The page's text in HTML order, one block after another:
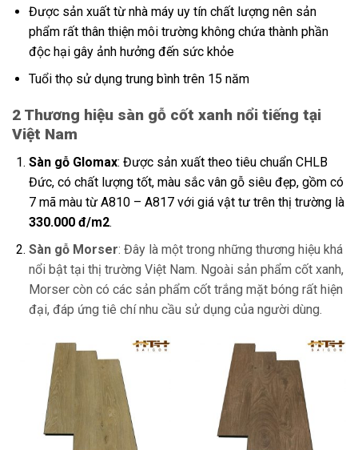
Được sản xuất từ nhà máy uy tín chất lượng nên sản
phẩm rất thân thiện môi trường không chứa thành phần
độc hại gây ảnh hưởng đến sức khỏe
Tuổi thọ sử dụng trung bình trên 15 năm
2 Thương hiệu sàn gỗ cốt xanh nổi tiếng tại
Việt Nam
Sàn gỗ Glomax: Được sản xuất theo tiêu chuẩn CHLB
Đức, có chất lượng tốt, màu sắc vân gỗ siêu đẹp, gồm có
7 mã màu từ A810 – A817 với giá vật tư trên thị trường là
330.000 đ/m2.
Sàn gỗ Morser: Đây là một trong những thương hiệu khá
nổi bật tại thị trường Việt Nam. Ngoài sản phẩm cốt xanh,
Morser còn có các sản phẩm cốt trắng mặt bóng rất hiện
đại, đáp ứng tiê chí nhu cầu sử dụng của người dùng.